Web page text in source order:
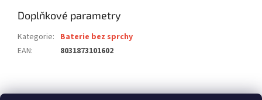
Doplňkové parametry
Kategorie: Baterie bez sprchy
EAN: 8031873101602